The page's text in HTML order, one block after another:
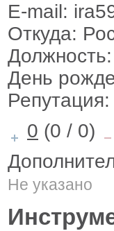
E-mail:
Откуда:
Должность:
День
Репутация:
0 (0 / 0)
Не указано